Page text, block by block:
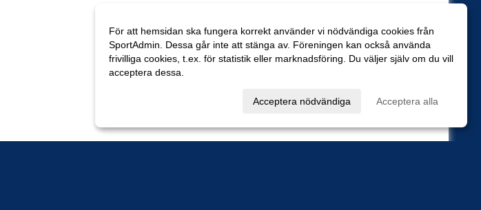
För att hemsidan ska fungera korrekt använder vi nödvändiga cookies från
SportAdmin. Dessa går inte att stänga av. Föreningen kan också använda
frivilliga cookies, t.ex. för statistik eller marknadsföring. Du väljer själv om du vill
acceptera dessa.
Acceptera nödvändiga Acceptera alla